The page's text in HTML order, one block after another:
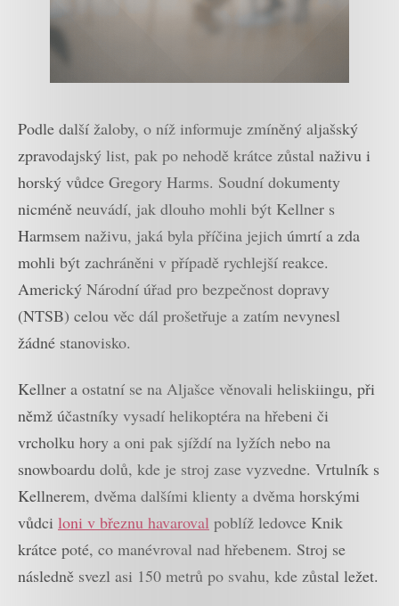
Podle další žaloby, o níž informuje zmíněný aljašský
zpravodajský list, pak po nehodě krátce zůstal naživu i
horský vůdce Gregory Harms. Soudní dokumenty
nicméně neuvádí, jak dlouho mohli být Kellner s
Harmsem naživu, jaká byla příčina jejich úmrtí a zda
mohli být zachráněni v případě rychlejší reakce.
Americký Národní úřad pro bezpečnost dopravy
(NTSB) celou věc dál prošetřuje a zatím nevynesl
žádné stanovisko.
Kellner a ostatní se na Aljašce věnovali heliskiingu, při
němž účastníky vysadí helikoptéra na hřebeni či
vrcholku hory a oni pak sjíždí na lyžích nebo na
snowboardu dolů, kde je stroj zase vyzvedne. Vrtulník s
Kellnerem, dvěma dalšími klienty a dvěma horskými
vůdci loni v březnu havaroval poblíž ledovce Knik
krátce poté, co manévroval nad hřebenem. Stroj se
následně svezl asi 150 metrů po svahu, kde zůstal ležet.